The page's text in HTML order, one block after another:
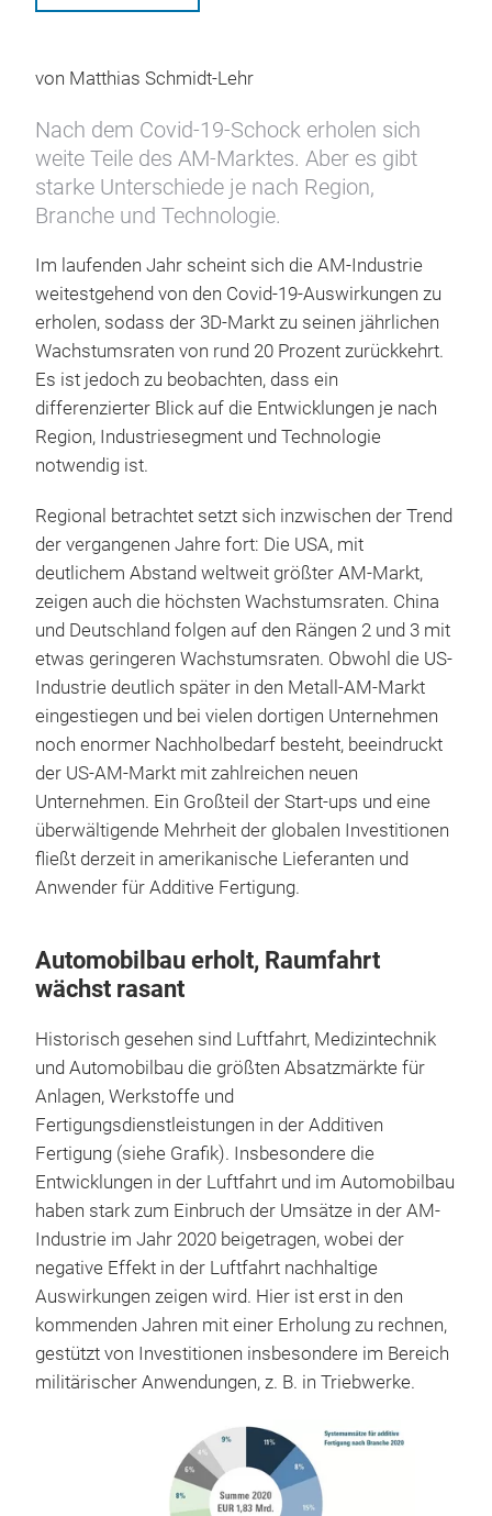
von Matthias Schmidt-Lehr
Nach dem Covid-19-Schock erholen sich
weite Teile des AM-Marktes. Aber es gibt
starke Unterschiede je nach Region,
Branche und Technologie.
Im laufenden Jahr scheint sich die AM-Industrie
weitestgehend von den Covid-19-Auswirkungen zu
erholen, sodass der 3D-Markt zu seinen jährlichen
Wachstumsraten von rund 20 Prozent zurückkehrt.
Es ist jedoch zu beobachten, dass ein
differenzierter Blick auf die Entwicklungen je nach
Region, Industriesegment und Technologie
notwendig ist.
Regional betrachtet setzt sich inzwischen der Trend
der vergangenen Jahre fort: Die USA, mit
deutlichem Abstand weltweit größter AM-Markt,
zeigen auch die höchsten Wachstumsraten. China
und Deutschland folgen auf den Rängen 2 und 3 mit
etwas geringeren Wachstumsraten. Obwohl die US-
Industrie deutlich später in den Metall-AM-Markt
eingestiegen und bei vielen dortigen Unternehmen
noch enormer Nachholbedarf besteht, beeindruckt
der US-AM-Markt mit zahlreichen neuen
Unternehmen. Ein Großteil der Start-ups und eine
überwältigende Mehrheit der globalen Investitionen
fließt derzeit in amerikanische Lieferanten und
Anwender für Additive Fertigung.
Automobilbau erholt, Raumfahrt
wächst rasant
Historisch gesehen sind Luftfahrt, Medizintechnik
und Automobilbau die größten Absatzmärkte für
Anlagen, Werkstoffe und
Fertigungsdienstleistungen in der Additiven
Fertigung (siehe Grafik). Insbesondere die
Entwicklungen in der Luftfahrt und im Automobilbau
haben stark zum Einbruch der Umsätze in der AM-
Industrie im Jahr 2020 beigetragen, wobei der
negative Effekt in der Luftfahrt nachhaltige
Auswirkungen zeigen wird. Hier ist erst in den
kommenden Jahren mit einer Erholung zu rechnen,
gestützt von Investitionen insbesondere im Bereich
militärischer Anwendungen, z. B. in Triebwerke.